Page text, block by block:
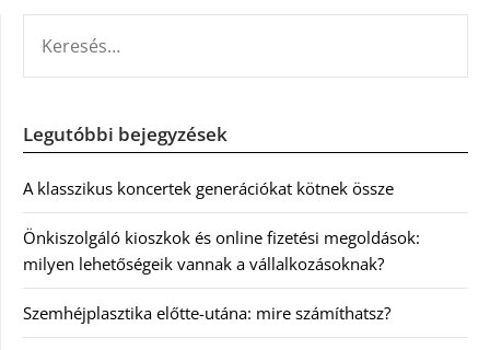
Legutóbbi bejegyzések
A klasszikus koncertek generációkat kötnek össze
Önkiszolgáló kioszkok és online fizetési megoldások:
milyen lehetőségeik vannak a vállalkozásoknak?
Szemhéjplasztika előtte-utána: mire számíthatsz?